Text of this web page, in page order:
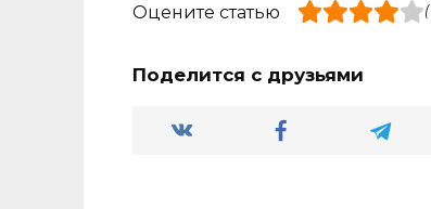
Оцените статью (
Поделится с друзьями